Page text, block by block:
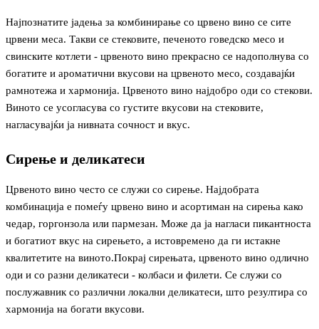
Најпознатите јадења за комбинирање со црвено вино се сите
црвени меса. Такви се стековите, печеното говедско месо и
свинските котлети - црвеното вино прекрасно се надополнува со
богатите и ароматични вкусови на црвеното месо, создавајќи
рамнотежа и хармонија. Црвеното вино најдобро оди со стекови.
Виното се усогласува со густите вкусови на стековите,
нагласувајќи ја нивната сочност и вкус.
Сирење и деликатеси
Црвеното вино често се служи со сирење. Најдобрата
комбинација е помеѓу црвено вино и асортиман на сирења како
чедар, горгонзола или пармезан. Може да ја нагласи пикантноста
и богатиот вкус на сирењето, а истовремено да ги истакне
квалитетите на виното.Покрај сирењата, црвеното вино одлично
оди и со разни деликатеси - колбаси и филети. Се служи со
послужавник со различни локални деликатеси, што резултира со
хармонија на богати вкусови.